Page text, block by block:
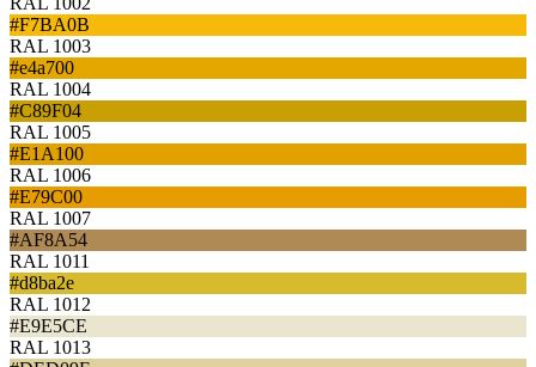
#F7BA0B
RAL 1003
#e4a700
RAL 1004
#C89F04
RAL 1005
#E1A100
RAL 1006
#E79C00
RAL 1007
#AF8A54
RAL 1011
#d8ba2e
RAL 1012
#E9E5CE
RAL 1013